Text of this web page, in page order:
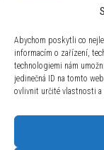
Abychom poskytli co
informacím o zařízení,
technologiemi nám
jedinečná ID na tomto
ovlivnit určité vlastnosti a
1
1